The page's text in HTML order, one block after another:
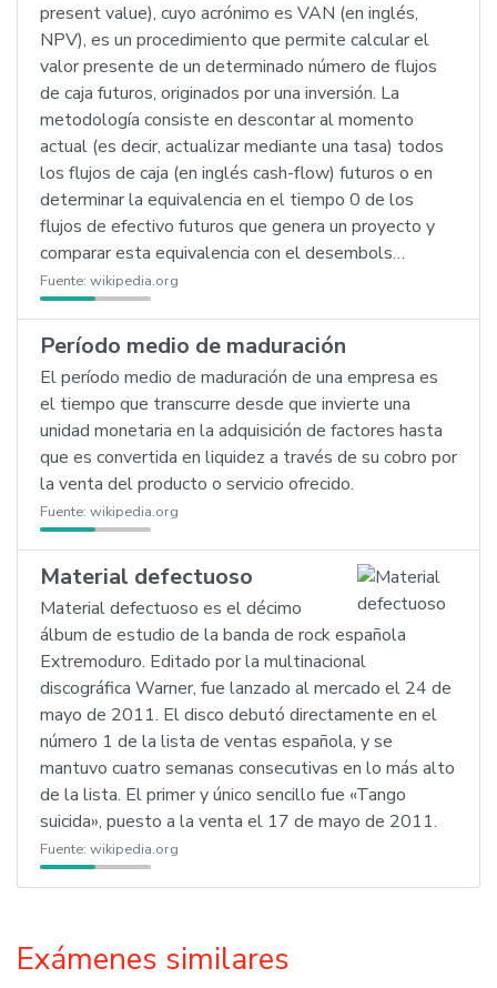
present value), cuyo acrónimo es VAN (en inglés,
NPV), es un procedimiento que permite calcular el
valor presente de un determinado número de flujos
de caja futuros, originados por una inversión. La
metodología consiste en descontar al momento
actual (es decir, actualizar mediante una tasa) todos
los flujos de caja (en inglés cash-flow) futuros o en
determinar la equivalencia en el tiempo 0 de los
flujos de efectivo futuros que genera un proyecto y
comparar esta equivalencia con el desembols…
Fuente: wikipedia.org
Período medio de maduración
El período medio de maduración de una empresa es
el tiempo que transcurre desde que invierte una
unidad monetaria en la adquisición de factores hasta
que es convertida en liquidez a través de su cobro por
la venta del producto o servicio ofrecido.
Fuente: wikipedia.org
Material defectuoso
Material defectuoso es el décimo
álbum de estudio de la banda de rock española
Extremoduro. Editado por la multinacional
discográfica Warner, fue lanzado al mercado el 24 de
mayo de 2011. El disco debutó directamente en el
número 1 de la lista de ventas española, y se
mantuvo cuatro semanas consecutivas en lo más alto
de la lista. El primer y único sencillo fue «Tango
suicida», puesto a la venta el 17 de mayo de 2011.
Fuente: wikipedia.org
Exámenes similares